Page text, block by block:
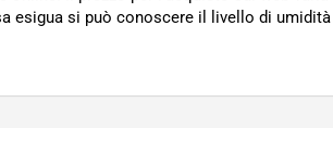
esigua si può conoscere il livello di umidità